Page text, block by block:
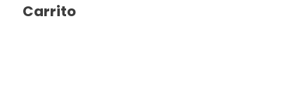
Carrito